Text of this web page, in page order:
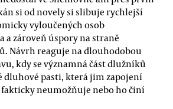
si od novely si slibuje rychlejší
vyloučených osob
a zároveň úspory na straně
Návrh reaguje na dlouhodobou
kdy se významná část dlužníků
dluhové pasti, která jim zapojení
fakticky neumožňuje nebo ho činí